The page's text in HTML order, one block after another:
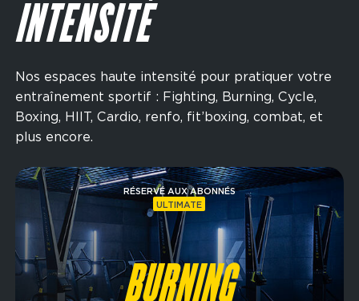
INTENSITÉ
Nos espaces haute intensité pour pratiquer votre
entraînement sportif : Fighting, Burning, Cycle,
Boxing, HIIT, Cardio, renfo, fit’boxing, combat, et
plus encore.
RÉSERVÉ AUX ABONNÉS
ULTIMATE
BURNING
Image